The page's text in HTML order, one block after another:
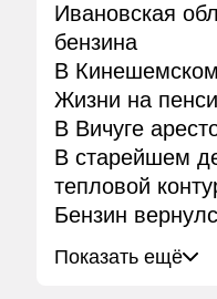
Ивановская
бензина
В
Жизни на
В Вичуге
В старейшем
тепловой
Бензин
Показать ещё